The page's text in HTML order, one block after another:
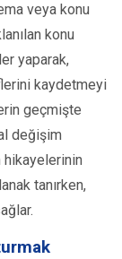
veya konu
konu
yaparak,
kaydetmeyi
geçmişte
değişim
hikayelerinin
tanırken,